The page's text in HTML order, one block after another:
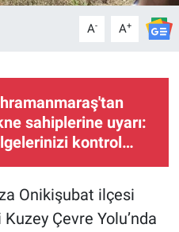
A- A+
sahiplerine uyarı:
kontrol
Onikişubat ilçesi
Çevre Yolu’nda